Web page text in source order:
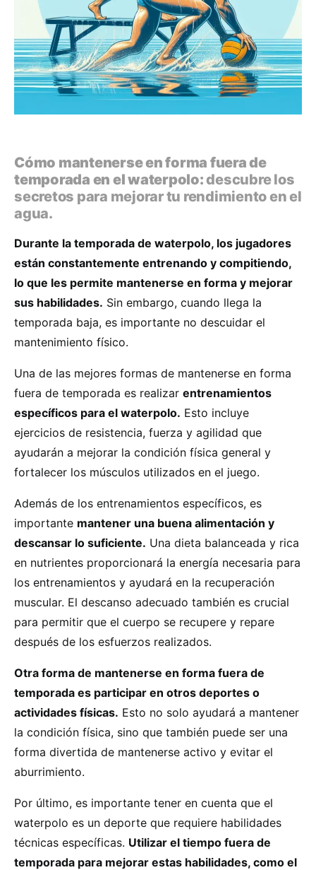
Cómo mantenerse en forma fuera de
temporada en el waterpolo:descubre los
secretos para mejorar tu rendimiento en el
agua.
Durante la temporada de waterpolo, los jugadores
están constantemente entrenando y compitiendo,
lo que les permite mantenerse en forma y mejorar
sus habilidades. Sin embargo, cuando llega la
temporada baja, es importante no descuidar el
mantenimiento físico.
Una de las mejores formas de mantenerse en forma
fuera de temporada es realizar entrenamientos
específicos para el waterpolo. Esto incluye
ejercicios de resistencia, fuerza y agilidad que
ayudarán a mejorar la condición física general y
fortalecer los músculos utilizados en el juego.
Además de los entrenamientos específicos, es
importante mantener una buena alimentación y
descansar lo suficiente. Una dieta balanceada y rica
en nutrientes proporcionará la energía necesaria para
los entrenamientos y ayudará en la recuperación
muscular. El descanso adecuado también es crucial
para permitir que el cuerpo se recupere y repare
después de los esfuerzos realizados.
Otra forma de mantenerse en forma fuera de
temporada es participar en otros deportes o
actividades físicas. Esto no solo ayudará a mantener
la condición física, sino que también puede ser una
forma divertida de mantenerse activo y evitar el
aburrimiento.
Por último, es importante tener en cuenta que el
waterpolo es un deporte que requiere habilidades
técnicas específicas. Utilizar el tiempo fuera de
temporada para mejorar estas habilidades, como el